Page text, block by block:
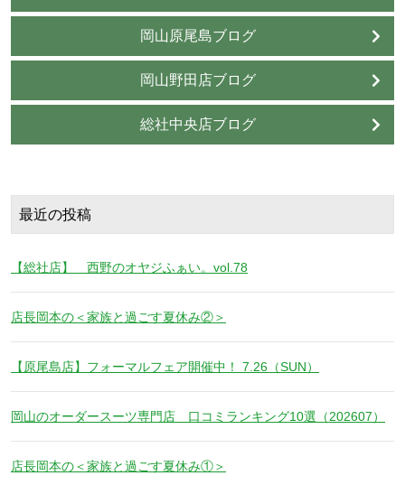
岡山原尾島ブログ
岡山野田店ブログ
総社中央店ブログ
最近の投稿
【総社店】 西野のオヤジふぁい。vol.78
店長岡本の＜家族と過ごす夏休み②＞
【原尾島店】フォーマルフェア開催中！ 7.26（SUN）
岡山のオーダースーツ専門店 口コミランキング10選（202607）
店長岡本の＜家族と過ごす夏休み①＞